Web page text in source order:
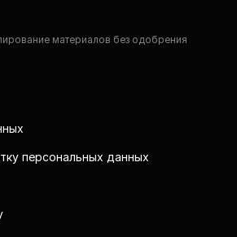
материалов без одобрения
персональных данных